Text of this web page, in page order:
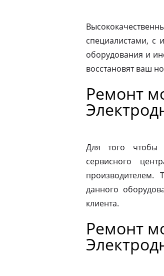
специалистами, с
оборудования и
восстановят ваш
Ремонт
Для того чтобы
сервисного
производителем.
данного
клиента.
Ремонт